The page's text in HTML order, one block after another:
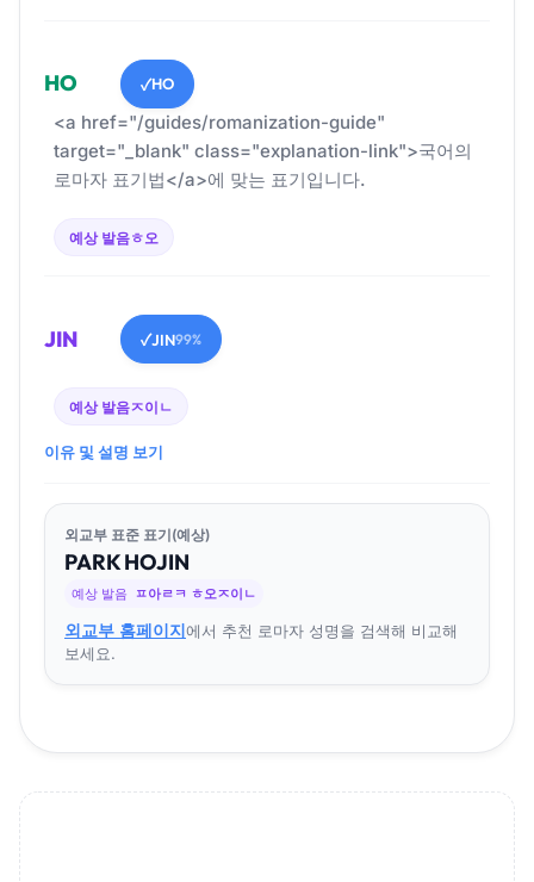
HO ✓HO
<a href="/guides/romanization-guide"
target="_blank" class="explanation-link">국어의
로마자 표기법</a>에 맞는 표기입니다.
예상 발음ㅎ오
JIN ✓JIN99%
예상 발음ㅈ이ㄴ
이유 및 설명 보기
외교부 표준 표기(예상)
PARKHOJIN
예상 발음 ㅍ아ㄹㅋ ㅎ오ㅈ이ㄴ
외교부 홈페이지에서 추천 로마자 성명을 검색해 비교해
보세요.